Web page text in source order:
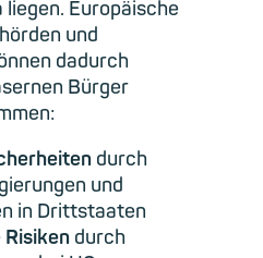
Europäische
und
dadurch
Bürger
durch
und
in Drittstaaten
durch